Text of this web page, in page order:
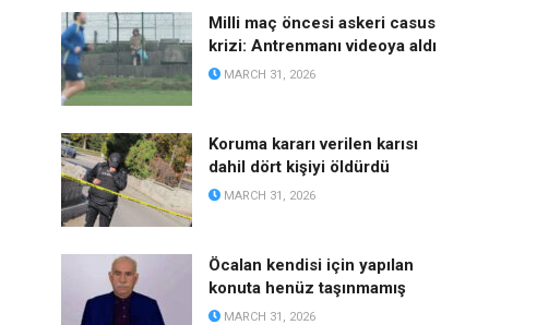
Milli maç öncesi askeri casus
krizi: Antrenmanı videoya aldı
MARCH 31, 2026
Koruma kararı verilen karısı
dahil dört kişiyi öldürdü
MARCH 31, 2026
Öcalan kendisi için yapılan
konuta henüz taşınmamış
MARCH 31, 2026